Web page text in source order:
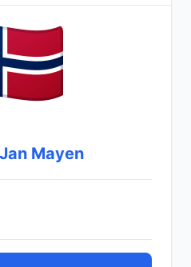
Mayen